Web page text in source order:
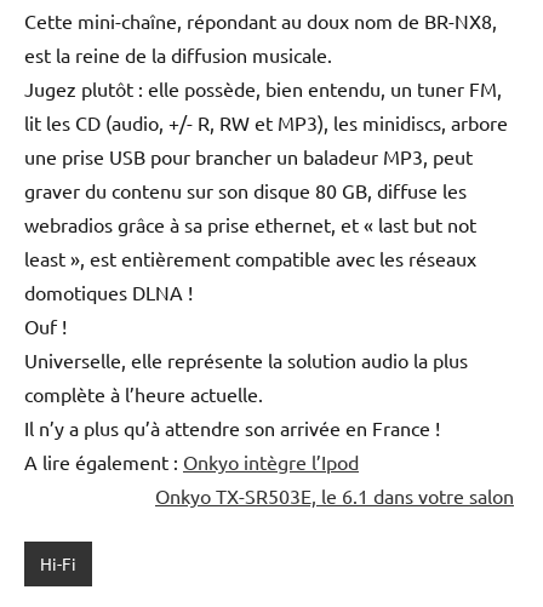
Cette mini-chaîne, répondant au doux nom de BR-NX8,
est la reine de la diffusion musicale.
Jugez plutôt : elle possède, bien entendu, un tuner FM,
lit les CD (audio, +/- R, RW et MP3), les minidiscs, arbore
une prise USB pour brancher un baladeur MP3, peut
graver du contenu sur son disque 80 GB, diffuse les
webradios grâce à sa prise ethernet, et « last but not
least », est entièrement compatible avec les réseaux
domotiques DLNA !
Ouf !
Universelle, elle représente la solution audio la plus
complète à l’heure actuelle.
Il n’y a plus qu’à attendre son arrivée en France !
A lire également : Onkyo intègre l’Ipod
Onkyo TX-SR503E, le 6.1 dans votre salon
Hi-Fi